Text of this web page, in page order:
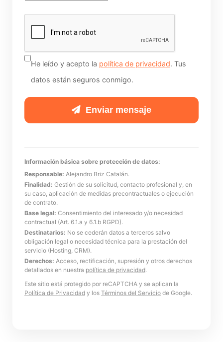
rellenes
si
eres
humano:
He leído y acepto la política de privacidad. Tus
datos están seguros conmigo.
Enviar mensaje
Información básica sobre protección de datos:
Responsable: Alejandro Briz Catalán.
Finalidad: Gestión de su solicitud, contacto profesional y, en
su caso, aplicación de medidas precontractuales o ejecución
de contrato.
Base legal: Consentimiento del interesado y/o necesidad
contractual (Art. 6.1.a y 6.1.b RGPD).
Destinatarios: No se cederán datos a terceros salvo
obligación legal o necesidad técnica para la prestación del
servicio (Hosting, CRM).
Derechos: Acceso, rectificación, supresión y otros derechos
detallados en nuestra política de privacidad.
Este sitio está protegido por reCAPTCHA y se aplican la
Política de Privacidad y los Términos del Servicio de Google.